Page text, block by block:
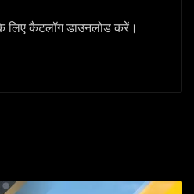
लिए कैटलॉग डाउनलोड करें।